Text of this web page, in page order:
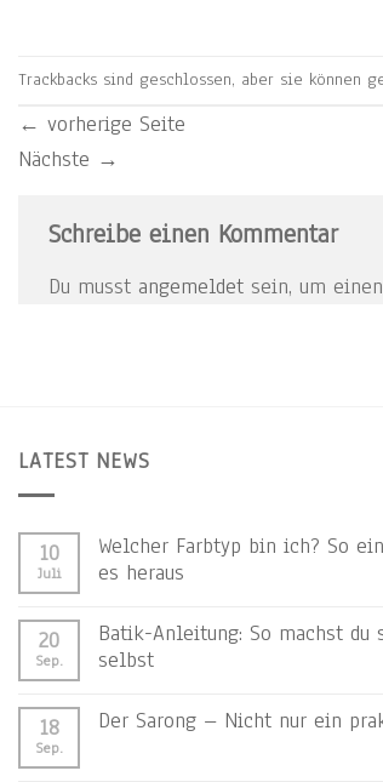
Trackbacks sind geschlossen, aber sie können
← vorherige Seite
Nächste →
Schreibe einen Kommentar
Du musst angemeldet sein, um
LATEST NEWS
10
Juli
Welcher Farbtyp bin ich? So
es heraus
20
Sep.
Batik-Anleitung: So machst du
selbst
18
Sep.
Der Sarong – Nicht nur ein